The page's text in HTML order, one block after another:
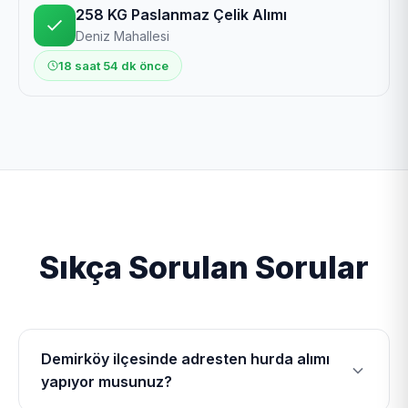
258 KG Paslanmaz Çelik Alımı
Deniz Mahallesi
18 saat 54 dk önce
Sıkça Sorulan Sorular
Demirköy ilçesinde adresten hurda alımı
yapıyor musunuz?